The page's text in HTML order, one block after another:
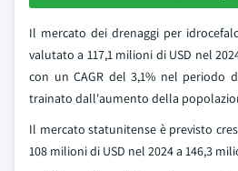
Il mercato dei drenaggi per
valutato a 117,1 milioni di USD nel
con un CAGR del 3,1% nel periodo
trainato dall'aumento della
Il mercato statunitense è previsto
108 milioni di USD nel 2024 a 146,3